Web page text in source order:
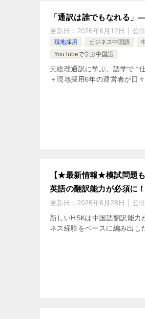
「通訳は誰でもなれる
更新日： 2026年6月12日 公
現地採用 ビジネス中国語
YouTubeで学ぶ中国語
元総理通訳に学ぶ、語学で “
＋現地採用6年の運営者が日
【★最新情報★模試問題
英語の翻訳能力が必須に！
更新日： 2026年6月28日 公
新しいHSKは中国語翻訳能
ネス経験をベースに編み出